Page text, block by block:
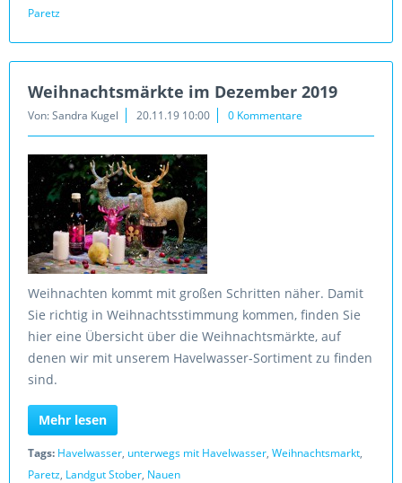
Paretz
Weihnachtsmärkte im Dezember 2019
Von: Sandra Kugel 20.11.19 10:00 0 Kommentare
Weihnachten kommt mit großen Schritten näher. Damit
Sie richtig in Weihnachtsstimmung kommen, finden Sie
hier eine Übersicht über die Weihnachtsmärkte, auf
denen wir mit unserem Havelwasser-Sortiment zu finden
sind.
Mehr lesen
Tags: Havelwasser, unterwegs mit Havelwasser, Weihnachtsmarkt,
Paretz, Landgut Stober, Nauen